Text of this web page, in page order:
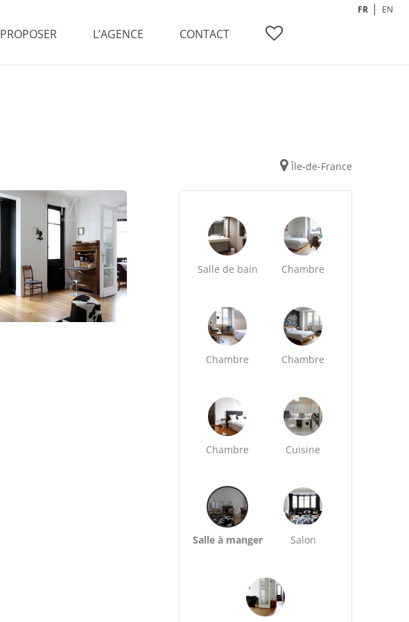
PROPOSER L’AGENCE CONTACT
FR EN
Île-de-France
Salle de bain Chambre
Chambre Chambre
Chambre Cuisine
Salle à manger Salon